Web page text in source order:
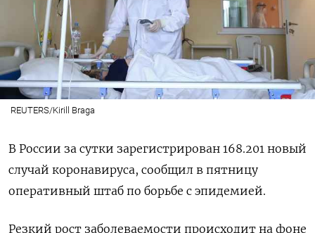
REUTERS/Kirill Braga
В России за сутки зарегистрирован 168.201 новый
случай коронавируса, сообщил в пятницу
оперативный штаб по борьбе с эпидемией.
Резкий рост заболеваемости происходит на фоне